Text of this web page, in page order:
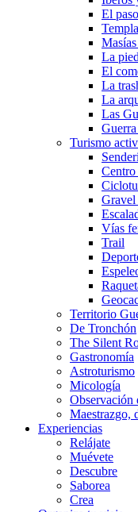
El
La
El
La
La
Las
Turismo
Gravel
Vías
Trail
Territorio
De Tronchón
The Silent
Gastronomía
Astroturismo
Micología
Observación
Maestrazgo,
Experiencias
Relájate
Muévete
Descubre
Saborea
Crea